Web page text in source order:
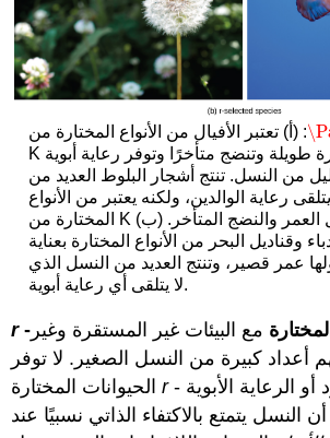
: (أ) تعتبر الأفيال من الأنواع المختارة من
K لأنها تعيش لفترة طويلة وتنضج متأخرًا وتوفر رعاية أبوية
من النسل. تنتج أشجار البلوط العديد من
رعاية الوالدين، ولكنه يعتبر من الأنواع
المختارة من K بناءً على طول العمر والنضج المتأخر. (ب)
وقناديل البحر من الأنواع المختارة بعناية
عمر قصير، وتنتج العديد من النسل الذي
لا يتلقى أي رعاية أبوية.
r
مع البيئات غير المستقرة وغير
أعداد كبيرة من النسل الصغير. لا توفر
الحيوانات المختارةr- الكثير من الموارد أو الرعاية الأبوية
النسل يتمتع بالاكتفاء الذاتي نسبيًا عند